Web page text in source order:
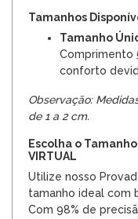
Tamanhos
Tamanho
Comprimento
conforto
Observação:
de 1 a 2 cm.
Escolha o
VIRTUAL
Utilize nosso
tamanho ideal com
Com 98% de